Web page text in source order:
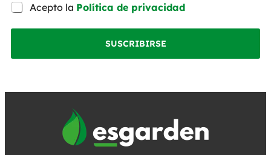
Acepto la Política de privacidad
SUSCRIBIRSE